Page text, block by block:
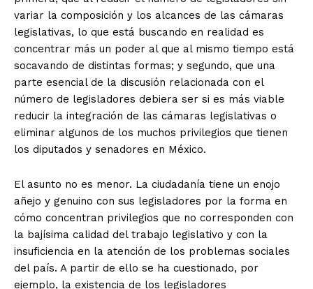
variar la composición y los alcances de las cámaras
legislativas, lo que está buscando en realidad es
concentrar más un poder al que al mismo tiempo está
socavando de distintas formas; y segundo, que una
parte esencial de la discusión relacionada con el
número de legisladores debiera ser si es más viable
reducir la integración de las cámaras legislativas o
eliminar algunos de los muchos privilegios que tienen
los diputados y senadores en México.
El asunto no es menor. La ciudadanía tiene un enojo
añejo y genuino con sus legisladores por la forma en
cómo concentran privilegios que no corresponden con
la bajísima calidad del trabajo legislativo y con la
insuficiencia en la atención de los problemas sociales
del país. A partir de ello se ha cuestionado, por
ejemplo, la existencia de los legisladores